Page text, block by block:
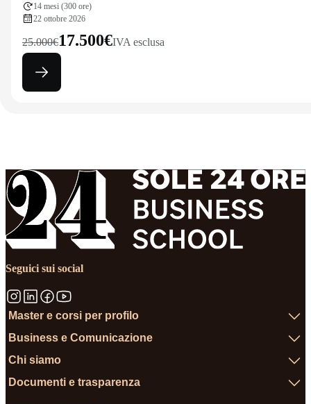
14 mesi (300 ore)
22 ottobre 2026
25.000€17.500€IVA esclusa
Seguici sui social
Master e corsi per profilo
Business e Comunicazione
Chi siamo
Documenti e trasparenza